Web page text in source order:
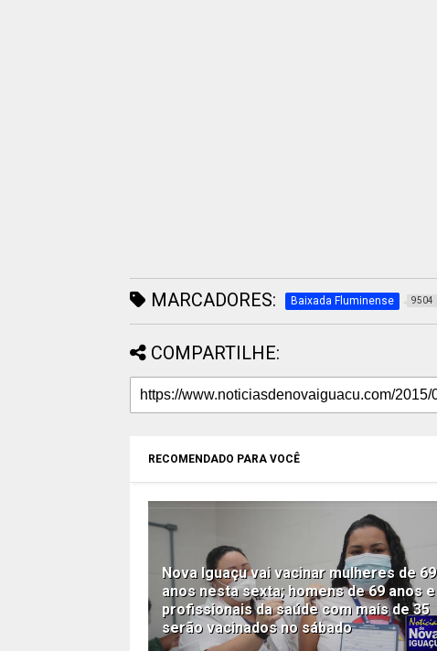
MARCADORES: Baixada Fluminense 9504
COMPARTILHE:
RECOMENDADO PARA VOCÊ
Nova Iguaçu vai vacinar mulheres de 69
anos nesta sexta; homens de 69 anos e
profissionais da saúde com mais de 35
serão vacinados no sábado